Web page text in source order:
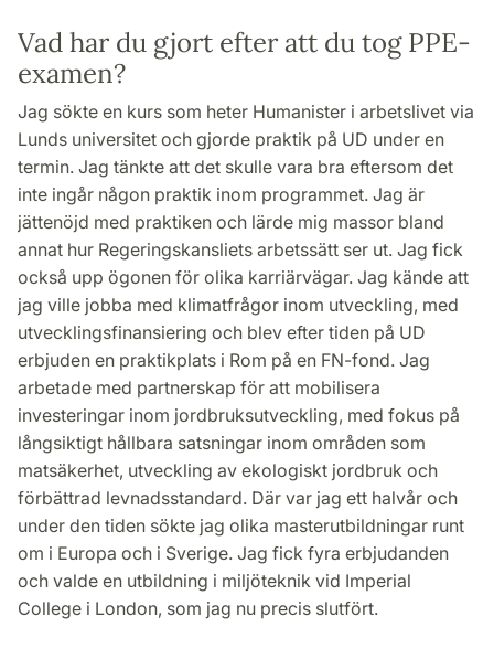
Vad har du gjort efter att du tog PPE-
examen?
Jag sökte en kurs som heter Humanister i arbetslivet via
Lunds universitet och gjorde praktik på UD under en
termin. Jag tänkte att det skulle vara bra eftersom det
inte ingår någon praktik inom programmet. Jag är
jättenöjd med praktiken och lärde mig massor bland
annat hur Regeringskansliets arbetssätt ser ut. Jag fick
också upp ögonen för olika karriärvägar. Jag kände att
jag ville jobba med klimatfrågor inom utveckling, med
utvecklingsfinansiering och blev efter tiden på UD
erbjuden en praktikplats i Rom på en FN-fond. Jag
arbetade med partnerskap för att mobilisera
investeringar inom jordbruksutveckling, med fokus på
långsiktigt hållbara satsningar inom områden som
matsäkerhet, utveckling av ekologiskt jordbruk och
förbättrad levnadsstandard. Där var jag ett halvår och
under den tiden sökte jag olika masterutbildningar runt
om i Europa och i Sverige. Jag fick fyra erbjudanden
och valde en utbildning i miljöteknik vid Imperial
College i London, som jag nu precis slutfört.